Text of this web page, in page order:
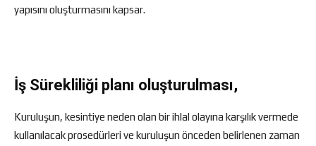
yapısını oluşturmasını kapsar.
İş Sürekliliği planı oluşturulması,
Kuruluşun, kesintiye neden olan bir ihlal olayına karşılık vermede
kullanılacak prosedürleri ve kuruluşun önceden belirlenen zaman